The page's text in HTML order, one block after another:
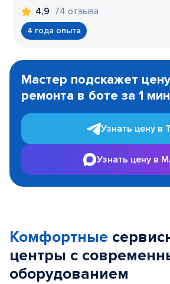
4,9 74 отзыва
4 года опыта
1
Мастер подскажет
ремонта в боте за 1
Узнать цену в
Узнать цену в
Комфортные
центры с
оборудованием